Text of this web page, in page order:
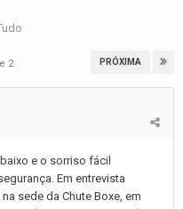
PRÓXIMA
2
e o sorriso fácil
Em entrevista
sede da Chute Boxe, em